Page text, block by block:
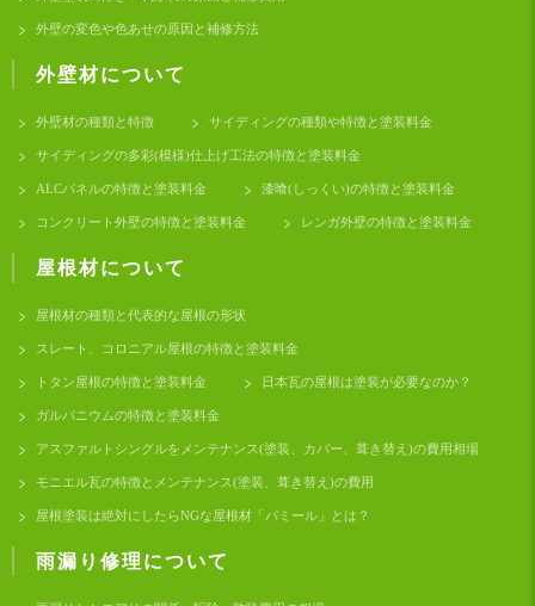
外壁の変色や色あせの原因と補修方法
外壁材について
外壁材の種類と特徴 サイディングの種類や特徴と塗装料金
サイディングの多彩(模様)仕上げ工法の特徴と塗装料金
ALCパネルの特徴と塗装料金 漆喰(しっくい)の特徴と塗装料金
コンクリート外壁の特徴と塗装料金 レンガ外壁の特徴と塗装料金
屋根材について
屋根材の種類と代表的な屋根の形状
スレート、コロニアル屋根の特徴と塗装料金
トタン屋根の特徴と塗装料金 日本瓦の屋根は塗装が必要なのか？
ガルバニウムの特徴と塗装料金
アスファルトシングルをメンテナンス(塗装、カバー、葺き替え)の費用相場
モニエル瓦の特徴とメンテナンス(塗装、葺き替え)の費用
屋根塗装は絶対にしたらNGな屋根材「パミール」とは？
雨漏り修理について